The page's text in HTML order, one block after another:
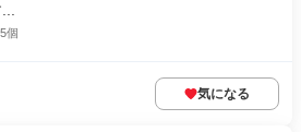
個
気になる